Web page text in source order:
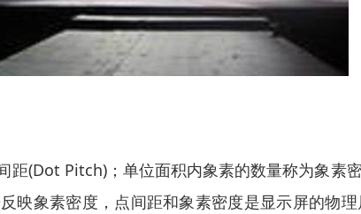
距(Dot Pitch)；单位面积内象素的数量称为象素
映象素密度，点间距和象素密度是显示屏的物